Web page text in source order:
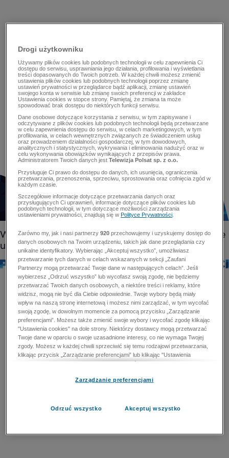
Drogi użytkowniku
Używamy plików cookies lub podobnych technologii w celu zapewnienia Ci
dostępu do serwisu, usprawniania jego działania, profilowania i wyświetlania
treści dopasowanych do Twoich potrzeb. W każdej chwili możesz zmienić
ustawienia plików cookies lub podobnych technologii poprzez zmianę
ustawień prywatności w przeglądarce bądź aplikacji, zmianę ustawień
swojego konta w serwisie lub zmianę swoich preferencji w zakładce
Ustawienia cookies w stopce strony. Pamiętaj, że zmiana ta może
spowodować brak dostępu do niektórych funkcji serwisu.
Dane osobowe dotyczące korzystania z serwisu, w tym zapisywane i
odczytywane z plików cookies lub podobnych technologii będą przetwarzane
w celu zapewnienia dostępu do serwisu, w celach marketingowych, w tym
profilowania, w celach wewnętrznych związanych ze świadczeniem usług
oraz prowadzeniem działalności gospodarczej, w tym dowodowych,
analitycznych i statystycznych, wykrywania i eliminowania nadużyć oraz w
celu wykonywania obowiązków wynikających z przepisów prawa.
Administratorem Twoich danych jestTelewizja Polsat sp. z o.o.
Przysługuje Ci prawo do dostępu do danych, ich usunięcia, ograniczenia
przetwarzania, przenoszenia, sprzeciwu, sprostowania oraz cofnięcia zgód w
każdym czasie.
Szczegółowe informacje dotyczące przetwarzania danych oraz
przysługujących Ci uprawnień, informacje dotyczące plików cookies lub
podobnych technologii, w tym dotyczące możliwości zarządzania
ustawieniami prywatności, znajdują się wPolityce Prywatności
Zarówno my, jak i nasi partnerzy920 przechowujemy i uzyskujemy dostęp do
danych osobowych na Twoim urządzeniu, takich jak dane przeglądania czy
unikalne identyfikatory. Wybierając „Akceptuj wszystko”, umożliwiasz
przetwarzanie tych danych w celach wskazanych w sekcji „Zaufani
Partnerzy mogą przetwarzać Twoje dane w następujących celach”. Jeśli
wybierzesz „Odrzuć wszystko” lub wycofasz swoją zgodę, nie będziemy
przetwarzać Twoich danych osobowych, a niektóre treści i reklamy, które
widzisz, mogą nie być dla Ciebie odpowiednie. Twoje wybory będą miały
wpływ na naszą stronę internetową i możesz nimi zarządzać, w tym wycofać
swoją zgodę, w dowolnym momencie za pomocą przycisku „Zarządzanie
preferencjami”. Możesz także zmienić swoje wybory i wycofać zgodę klikając
"Ustawienia cookies" na dole strony. Niektórzy dostawcy mogą przetwarzać
Twoje dane w oparciu o swoje uzasadnione interesy, co nie wymaga Twojej
zgody. Możesz w każdej chwili sprzeciwić się temu rodzajowi przetwarzania,
klikając przycisk „Zarządzanie preferencjami” lub klikając "Ustawienia
cookies" na dole strony. Nie możesz sprzeciwić się przetwarzaniu przez
zapobiegania oszustwom i naprawiania błędów, a w tym celu mogą zostać
przetwarzaniu danych osobowych w celu dostarczania i prezentacji reklam i
Zarządzanie preferencjami
Odrzuć wszystko Akceptuj wszystko